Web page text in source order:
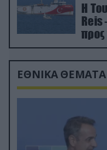
Η
Reis
προς
ΕΘΝΙΚΑ ΘΕΜΑΤΑ